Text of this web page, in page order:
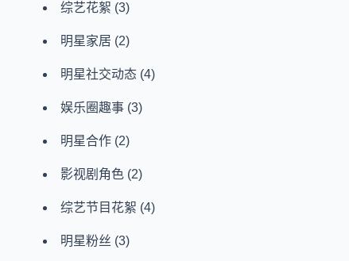
综艺花絮 (3)
明星家居 (2)
明星社交动态 (4)
娱乐圈趣事 (3)
明星合作 (2)
影视剧角色 (2)
综艺节目花絮 (4)
明星粉丝 (3)